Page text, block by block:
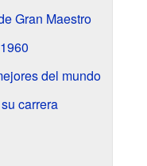
Gran Maestro
del mundo
carrera